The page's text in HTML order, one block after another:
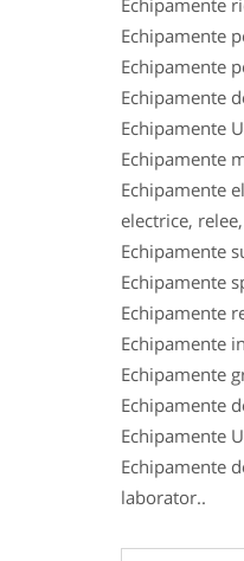
Echipamente
Echipamente
Echipamente
Echipamente
Echipamente
Echipamente
Echipamente
electrice,
Echipamente
Echipamente
Echipamente
Echipamente
Echipamente
Echipamente
Echipamente
Echipamente
laborator..